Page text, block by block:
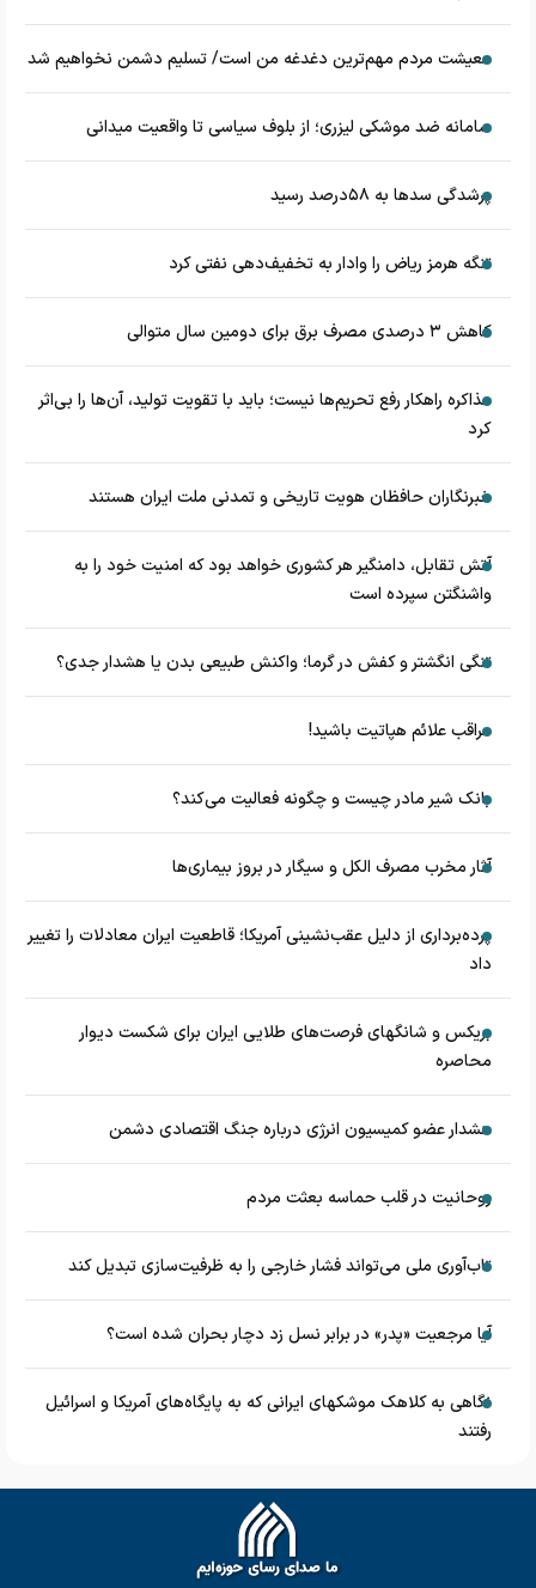
معیشت مردم مهم‌ترین دغدغه من است/ تسلیم دشمن نخواهیم شد
سامانه ضد موشکی لیزری؛ از بلوف سیاسی تا واقعیت میدانی
پرشدگی سدها به ۵۸درصد رسید
تنگه هرمز ریاض را وادار به تخفیف‌دهی نفتی کرد
کاهش ۳ درصدی مصرف برق برای دومین سال متوالی
مذاکره راهکار رفع تحریم‌ها نیست؛ باید با تقویت تولید، آن‌ها را بی‌اثر
کرد
خبرنگاران حافظان هویت تاریخی و تمدنی ملت ایران هستند
آتش تقابل، دامنگیر هر کشوری خواهد بود که امنیت خود را به
واشنگتن سپرده است
تنگی انگشتر و کفش در گرما؛ واکنش طبیعی بدن یا هشدار جدی؟
مراقب علائم هپاتیت باشید!
بانک شیر مادر چیست و چگونه فعالیت می‌کند؟
آثار مخرب مصرف الکل و سیگار در بروز بیماری‌ها
پرده‌برداری از دلیل عقب‌نشینی آمریکا؛ قاطعیت ایران معادلات را تغییر
داد
بریکس و شانگهای فرصت‌های طلایی ایران برای شکست دیوار
محاصره
هشدار عضو کمیسیون انرژی درباره جنگ اقتصادی دشمن
روحانیت در قلب حماسه بعثت مردم
تاب‌آوری ملی می‌تواند فشار خارجی را به ظرفیت‌سازی تبدیل کند
آیا مرجعیت «پدر» در برابر نسل زد دچار بحران شده است؟
نگاهی به کلاهک‎ موشک‎های ایرانی که به پایگاه‌های آمریکا و اسرائیل
رفتند